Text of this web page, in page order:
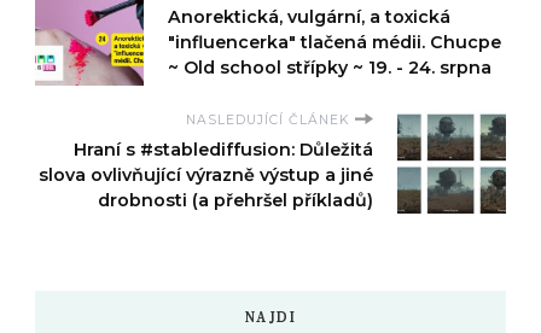
Anorektická, vulgární, a toxická
"influencerka" tlačená médii. Chucpe
~ Old school střípky ~ 19. - 24. srpna
NASLEDUJÍCÍ ČLÁNEK
Hraní s #stablediffusion: Důležitá
slova ovlivňující výrazně výstup a jiné
drobnosti (a přehršel příkladů)
NAJDI